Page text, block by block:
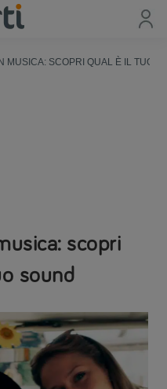
MUSICA: SCOPRI QUAL È IL TUO
scopri
sound